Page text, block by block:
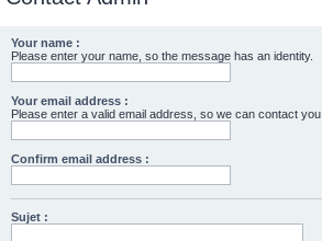
Your name :
Please enter your name, so the message has an identity.
Your email address :
Please enter a valid email address, so we can contact you.
Confirm email address :
Sujet :